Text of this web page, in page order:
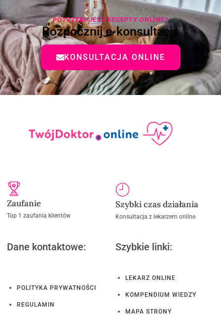
POTRZEBUJESZ RECEPTY ONLINE?
Rozpocznij e-konsultację
KONSULTACJA ONLINE
Zaufanie
Top 1 zaufania klientów
Szybki czas działania
Konsultacja z lekarzem online
Dane kontaktowe:
POLITYKA PRYWATNOŚCI
REGULAMIN
Szybkie linki:
LEKARZ ONLINE
KOMPENDIUM WIEDZY
MAPA STRONY